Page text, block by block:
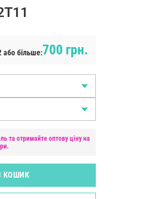
або більше:700 грн.
та отримайте оптову ціну на
КОШИК